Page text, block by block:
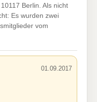
Berlin. Als nicht
Es wurden zwei
vom
01.09.2017